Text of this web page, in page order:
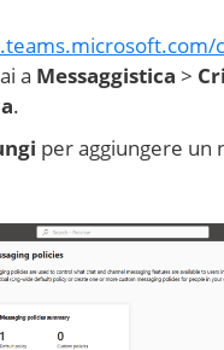
a Messaggistica >
.
per aggiungere un